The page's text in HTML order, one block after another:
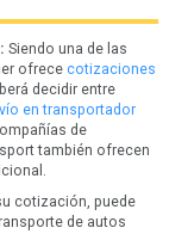
Siendo una de las
ofrece cotizaciones
decidir entre
en transportador
de
también ofrecen
cotización, puede
de autos